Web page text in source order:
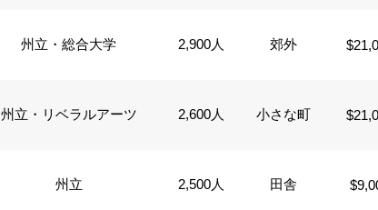
州立・総合大学 2,900人 郊外
州立・リベラルアーツ 2,600人 小さな町
州立 2,500人 田舎